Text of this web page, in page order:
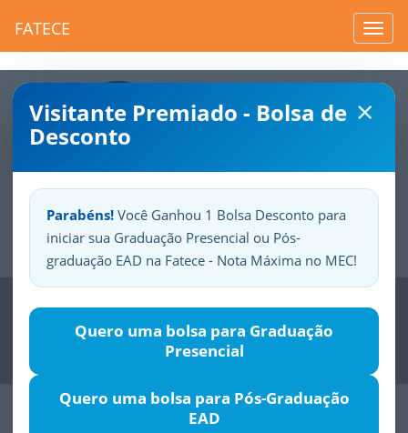
FATECE
×
Visitante Premiado - Bolsa de
Desconto
Parabéns! Você Ganhou 1 Bolsa Desconto para
iniciar sua Graduação Presencial ou Pós-
graduação EAD na Fatece - Nota Máxima no MEC!
Quero uma bolsa para Graduação
Presencial
Quero uma bolsa para Pós-Graduação
EAD
SuaFatece.Seuorgulho.
Previous